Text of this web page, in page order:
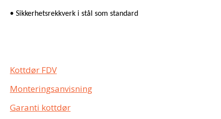
• Sikkerhetsrekkverk i stål som standard
Kottdør FDV
Monteringsanvisning
Garanti kottdør